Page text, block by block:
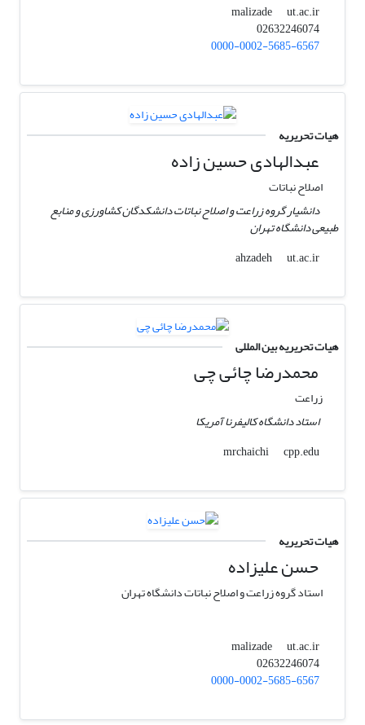
malizade
ut.ac.ir
02632246074
0000-0002-5685-6567
هیات تحریریه
عبدالهادی حسین زاده
اصلاح نباتات
دانشیار گروه زراعت و اصلاح نباتات دانشکدگان کشاورزی و منابع
طبیعی دانشگاه تهران
ahzadeh
ut.ac.ir
هیات تحریریه بین المللی
محمدرضا چائی چی
زراعت
استاد دانشگاه کالیفرنا آمریکا
mrchaichi
cpp.edu
هیات تحریریه
حسن علیزاده
استاد گروه زراعت و اصلاح نباتات دانشگاه تهران
malizade
ut.ac.ir
02632246074
0000-0002-5685-6567